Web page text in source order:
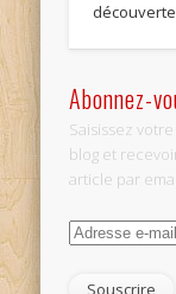
Abonnez-
Saisissez
blog et
article par
Adresse
mail